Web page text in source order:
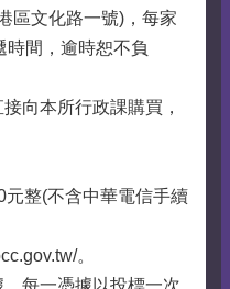
區文化路一號)，每家
時間，逾時恕不負
向本所行政課購買，
整(不含中華電信手續
。
每一憑據以投標一次